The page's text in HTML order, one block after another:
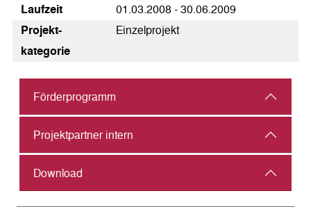
Laufzeit
01.03.2008 - 30.06.2009
Pro­jekt­
kategorie
Einzelprojekt
Förderprogramm
Projektpartner intern
Download